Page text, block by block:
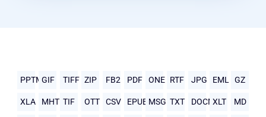
PPTMGIF TIFF ZIP FB2 PDF ONE RTF JPG EML GZ
XLA MHTML
TIF OTT CSV EPUB MSG TXT DOCMXLT MD